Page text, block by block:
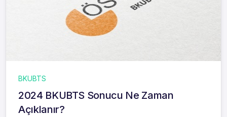
BKUBTS
2024 BKUBTS Sonucu Ne Zaman
Açıklanır?